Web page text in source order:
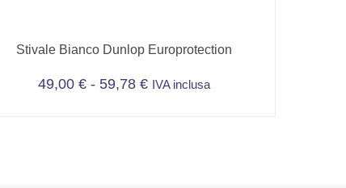
Stivale Bianco Dunlop Europrotection
49,00€ - 59,78€Fascia
IVA inclusa